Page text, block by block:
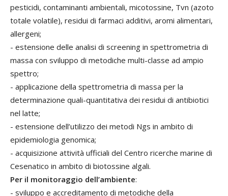
pesticidi, contaminanti ambientali, micotossine, Tvn (azoto
totale volatile), residui di farmaci additivi, aromi alimentari,
allergeni;
- estensione delle analisi di screening in spettrometria di
massa con sviluppo di metodiche multi-classe ad ampio
spettro;
- applicazione della spettrometria di massa per la
determinazione quali-quantitativa dei residui di antibiotici
nel latte;
- estensione dell’utilizzo dei metodi Ngs in ambito di
epidemiologia genomica;
- acquisizione attività ufficiali del Centro ricerche marine di
Cesenatico in ambito di biotossine algali.
Per il monitoraggio dell’ambiente:
- sviluppo e accreditamento di metodiche della